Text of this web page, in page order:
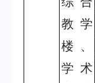
教学
楼、
学术